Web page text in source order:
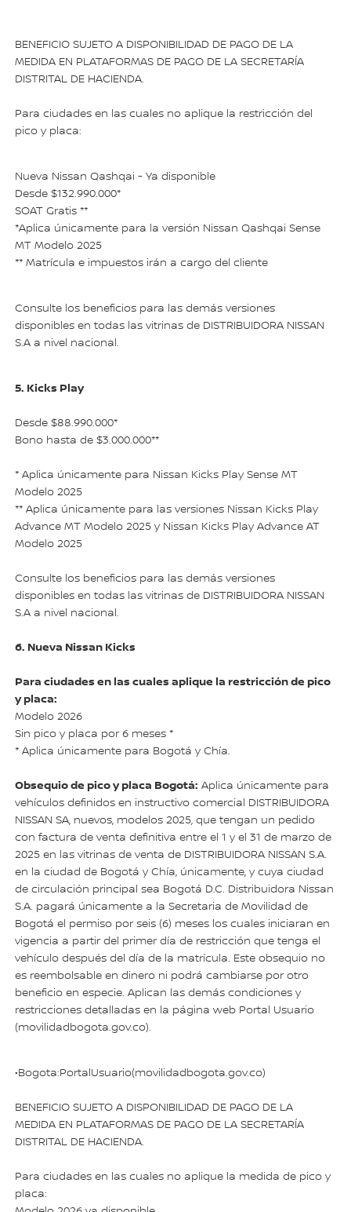
BENEFICIO SUJETO A DISPONIBILIDAD DE PAGO DE LA
MEDIDA EN PLATAFORMAS DE PAGO DE LA SECRETARÍA
DISTRITAL DE HACIENDA.
Para ciudades en las cuales no aplique la restricción del
pico y placa:
Nueva Nissan Qashqai - Ya disponible
Desde $132.990.000*
SOAT Gratis **
*Aplica únicamente para la versión Nissan Qashqai Sense
MT Modelo 2025
** Matrícula e impuestos irán a cargo del cliente
Consulte los beneficios para las demás versiones
disponibles en todas las vitrinas de DISTRIBUIDORA NISSAN
S.A a nivel nacional.
5. Kicks Play
Desde $88.990.000*
Bono hasta de $3.000.000**
* Aplica únicamente para Nissan Kicks Play Sense MT
Modelo 2025
** Aplica únicamente para las versiones Nissan Kicks Play
Advance MT Modelo 2025 y Nissan Kicks Play Advance AT
Modelo 2025
Consulte los beneficios para las demás versiones
disponibles en todas las vitrinas de DISTRIBUIDORA NISSAN
S.A a nivel nacional.
6. Nueva Nissan Kicks
Para ciudades en las cuales aplique la restricción de pico
y placa:
Modelo 2026
Sin pico y placa por 6 meses *
* Aplica únicamente para Bogotá y Chía.
Obsequio de pico y placa Bogotá: Aplica únicamente para
vehículos definidos en instructivo comercial DISTRIBUIDORA
NISSAN SA, nuevos, modelos 2025, que tengan un pedido
con factura de venta definitiva entre el 1 y el 31 de marzo de
2025 en las vitrinas de venta de DISTRIBUIDORA NISSAN S.A.
en la ciudad de Bogotá y Chía, únicamente, y cuya ciudad
de circulación principal sea Bogotá D.C. Distribuidora Nissan
S.A. pagará únicamente a la Secretaria de Movilidad de
Bogotá el permiso por seis (6) meses los cuales iniciaran en
vigencia a partir del primer día de restricción que tenga el
vehículo después del día de la matrícula. Este obsequio no
es reembolsable en dinero ni podrá cambiarse por otro
beneficio en especie. Aplican las demás condiciones y
restricciones detalladas en la página web Portal Usuario
(movilidadbogota.gov.co).
•Bogota:PortalUsuario(movilidadbogota.gov.co)
BENEFICIO SUJETO A DISPONIBILIDAD DE PAGO DE LA
MEDIDA EN PLATAFORMAS DE PAGO DE LA SECRETARÍA
DISTRITAL DE HACIENDA.
Para ciudades en las cuales no aplique la medida de pico y
placa: